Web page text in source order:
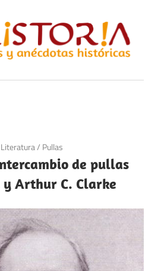
Literatura/ Pullas
de pullas
Arthur C. Clarke